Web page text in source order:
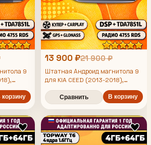
9
4/64гб,
и
корзину
13 900 ₽21 900 ₽
Штатная Андроид магнитола 9
для KIA CEED (2013-2018),
рамка черная матовая, 4/64гб,
DSP, беспроводной CarPlay и
Android Auto, GPS и ГЛОНАСС
Сравнить В корзину